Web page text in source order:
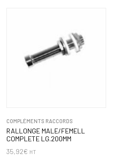
COMPLÉMENTS RACCORDS
RALLONGE MALE/FEMELL
COMPLETE LG.200MM
35,92€ HT